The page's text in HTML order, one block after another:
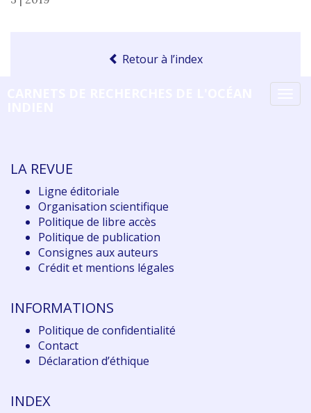
Retour à l’index
LA REVUE
Ligne éditoriale
Organisation scientifique
Politique de libre accès
Politique de publication
Consignes aux auteurs
Crédit et mentions légales
INFORMATIONS
Politique de confidentialité
Contact
Déclaration d’éthique
INDEX